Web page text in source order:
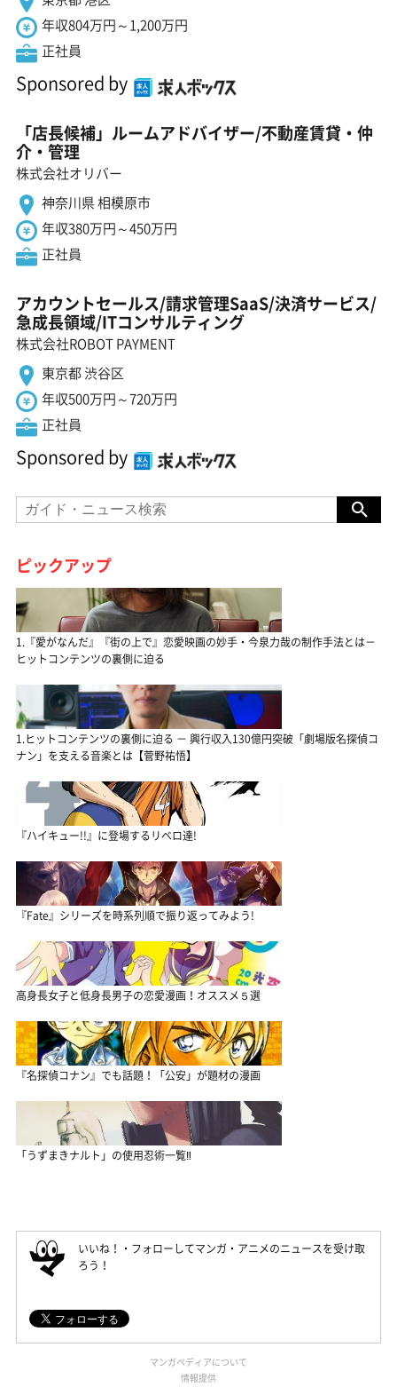
年収804万円～1,200万円
正社員
Sponsored by
「店長候補」ルームアドバイザー/不動産賃貸・仲
介・管理
株式会社オリバー
神奈川県 相模原市
年収380万円～450万円
正社員
アカウントセールス/請求管理SaaS/決済サービス/
急成長領域/ITコンサルティング
株式会社ROBOT PAYMENT
東京都 渋谷区
年収500万円～720万円
正社員
Sponsored by
ピックアップ
1.『愛がなんだ』『街の上で』恋愛映画の妙手・今泉力哉の制作手法とは－
ヒットコンテンツの裏側に迫る
1.ヒットコンテンツの裏側に迫る － 興行収入130億円突破「劇場版名探偵コ
ナン」を支える音楽とは【菅野祐悟】
『ハイキュー!!』に登場するリベロ達!
『Fate』シリーズを時系列順で振り返ってみよう!
高身長女子と低身長男子の恋愛漫画！オススメ５選
『名探偵コナン』でも話題！「公安」が題材の漫画
「うずまきナルト」の使用忍術一覧‼
いいね！・フォローしてマンガ・アニメのニュースを受け取
ろう！
マンガペディアについて
情報提供